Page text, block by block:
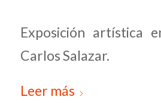
Exposición artística
Carlos Salazar.
Leer más